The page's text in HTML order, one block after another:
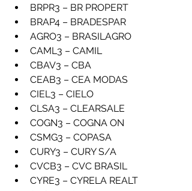
BRPR3 – BR PROPERT
BRAP4 – BRADESPAR
AGRO3 – BRASILAGRO
CAML3 – CAMIL
CBAV3 – CBA
CEAB3 – CEA MODAS
CIEL3 – CIELO
CLSA3 – CLEARSALE
COGN3 – COGNA ON
CSMG3 – COPASA
CURY3 – CURY S/A
CVCB3 – CVC BRASIL
CYRE3 – CYRELA REALT